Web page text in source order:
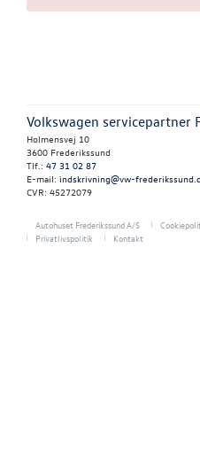
Volkswagen servicepartner
Holmensvej 10
3600 Frederikssund
Tlf.: 47 31 02 87
E-mail: indskrivning@vw-
CVR: 45272079
Autohuset Frederikssund A/S
Privatlivspolitik
Kontakt